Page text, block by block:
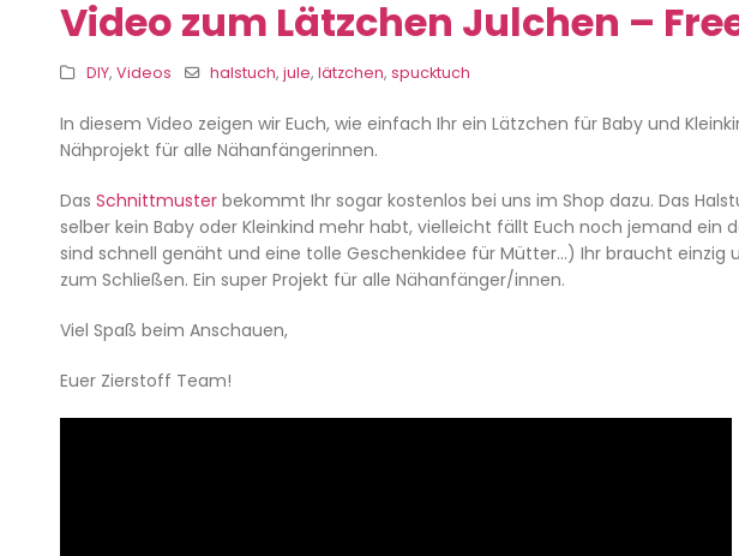
Video zum Lätzchen Julchen –
DIY, Videos halstuch,jule,lätzchen,spucktuch
In diesem Video zeigen wir Euch, wie einfach Ihr ein Lätzchen für Baby und
Nähprojekt für alle Nähanfängerinnen.
Das Schnittmuster bekommt Ihr sogar kostenlos bei uns im Shop dazu. Das
selber kein Baby oder Kleinkind mehr habt, vielleicht fällt Euch noch jemand ein
sind schnell genäht und eine tolle Geschenkidee für Mütter…) Ihr braucht einzig
zum Schließen. Ein super Projekt für alle Nähanfänger/innen.
Viel Spaß beim Anschauen,
Euer Zierstoff Team!